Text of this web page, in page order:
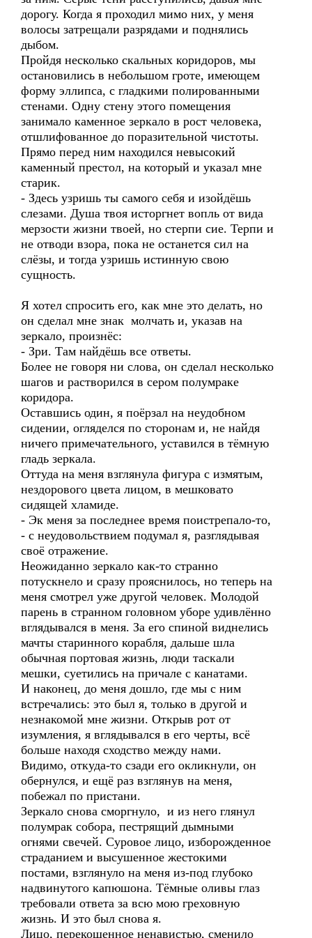
дорогу. Когда я проходил мимо них, у меня
волосы затрещали разрядами и поднялись
дыбом.
Пройдя несколько скальных коридоров, мы
остановились в небольшом гроте, имеющем
форму эллипса, с гладкими полированными
стенами. Одну стену этого помещения
занимало каменное зеркало в рост человека,
отшлифованное до поразительной чистоты.
Прямо перед ним находился невысокий
каменный престол, на который и указал мне
старик.
- Здесь узришь ты самого себя и изойдёшь
слезами. Душа твоя исторгнет вопль от вида
мерзости жизни твоей, но стерпи сие. Терпи и
не отводи взора, пока не останется сил на
слёзы, и тогда узришь истинную свою
сущность.
Я хотел спросить его, как мне это делать, но
он сделал мне знак молчать и, указав на
зеркало, произнёс:
- Зри. Там найдёшь все ответы.
Более не говоря ни слова, он сделал несколько
шагов и растворился в сером полумраке
коридора.
Оставшись один, я поёрзал на неудобном
сидении, огляделся по сторонам и, не найдя
ничего примечательного, уставился в тёмную
гладь зеркала.
Оттуда на меня взглянула фигура с измятым,
нездорового цвета лицом, в мешковато
сидящей хламиде.
- Эк меня за последнее время поистрепало-то,
- с неудовольствием подумал я, разглядывая
своё отражение.
Неожиданно зеркало как-то странно
потускнело и сразу прояснилось, но теперь на
меня смотрел уже другой человек. Молодой
парень в странном головном уборе удивлённо
вглядывался в меня. За его спиной виднелись
мачты старинного корабля, дальше шла
обычная портовая жизнь, люди таскали
мешки, суетились на причале с канатами.
И наконец, до меня дошло, где мы с ним
встречались: это был я, только в другой и
незнакомой мне жизни. Открыв рот от
изумления, я вглядывался в его черты, всё
больше находя сходство между нами.
Видимо, откуда-то сзади его окликнули, он
обернулся, и ещё раз взглянув на меня,
побежал по пристани.
Зеркало снова сморгнуло, и из него глянул
полумрак собора, пестрящий дымными
огнями свечей. Суровое лицо, изборожденное
страданием и высушенное жестокими
постами, взглянуло на меня из-под глубоко
надвинутого капюшона. Тёмные оливы глаз
требовали ответа за всю мою греховную
жизнь. И это был снова я.
Лицо, перекошенное ненавистью, сменило